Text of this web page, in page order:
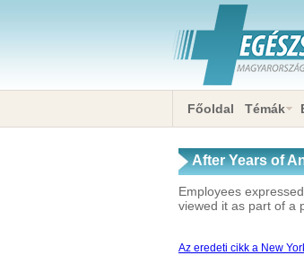
Főoldal Témák
After Years of
Employees
viewed it as part of a
Az eredeti cikk a New